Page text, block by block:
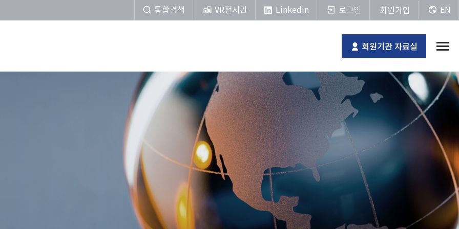
통합검색 VR전시관 Linkedin 로그인 회원가입 EN
회원기관 자료실 전체